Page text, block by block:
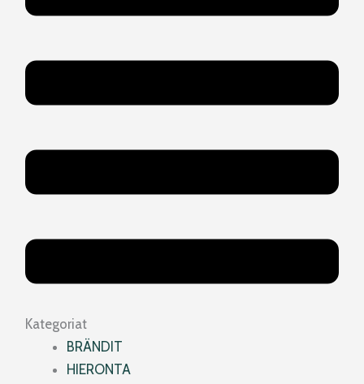
Kategoriat
BRÄNDIT
HIERONTA